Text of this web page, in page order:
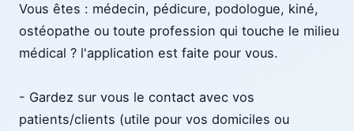
Vous êtes : médecin, pédicure, podologue, kiné,
ostéopathe ou toute profession qui touche le milieu
médical ? l'application est faite pour vous.
- Gardez sur vous le contact avec vos
patients/clients (utile pour vos domiciles ou